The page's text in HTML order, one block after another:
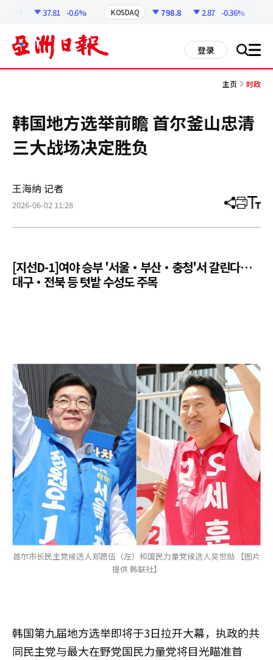
37.81 -0.6% KOSDAQ 798.8 2.87 -0.36%
登录 搜 all
主页 时政
韩国地方选举前瞻 首尔釜山忠清
三大战场决定胜负
王海纳 记者
2026-06-02 11:28 分
章
打 调
小
[지선D-1]여야 승부 '서울·부산·충청'서 갈린다…
대구·전북 등 텃밭 수성도 주목
首尔市长民主党候选人郑愿伍（左）和国民力量党候选人吴世勋 【图片
提供 韩联社】
韩国第九届地方选举即将于3日拉开大幕，执政的共
同民主党与最大在野党国民力量党将目光瞄准首